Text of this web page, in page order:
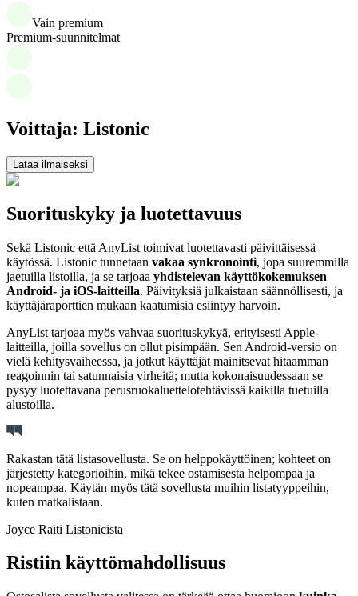
Vain premium
Premium-suunnitelmat
Voittaja: Listonic
Lataa ilmaiseksi
Suorituskyky ja luotettavuus
Sekä Listonic että AnyList toimivat luotettavasti päivittäisessä
käytössä. Listonic tunnetaan vakaa synkronointi, jopa suuremmilla
jaetuilla listoilla, ja se tarjoaa yhdistelevan käyttökokemuksen
Android- ja iOS-laitteilla. Päivityksiä julkaistaan säännöllisesti, ja
käyttäjäraporttien mukaan kaatumisia esiintyy harvoin.
AnyList tarjoaa myös vahvaa suorituskykyä, erityisesti Apple-
laitteilla, joilla sovellus on ollut pisimpään. Sen Android-versio on
vielä kehitysvaiheessa, ja jotkut käyttäjät mainitsevat hitaamman
reagoinnin tai satunnaisia virheitä; mutta kokonaisuudessaan se
pysyy luotettavana perusruokaluettelotehtävissä kaikilla tuetuilla
alustoilla.
Rakastan tätä listasovellusta. Se on helppokäyttöinen; kohteet on
järjestetty kategorioihin, mikä tekee ostamisesta helpompaa ja
nopeampaa. Käytän myös tätä sovellusta muihin listatyyppeihin,
kuten matkalistaan.
Joyce Raiti Listonicista
Ristiin käyttömahdollisuus